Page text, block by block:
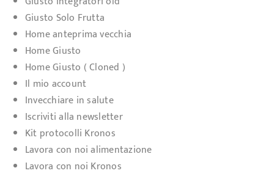
Giusto Solo Frutta
Home anteprima vecchia
Home Giusto
Home Giusto ( Cloned )
Il mio account
Invecchiare in salute
Iscriviti alla newsletter
Kit protocolli Kronos
Lavora con noi alimentazione
Lavora con noi Kronos